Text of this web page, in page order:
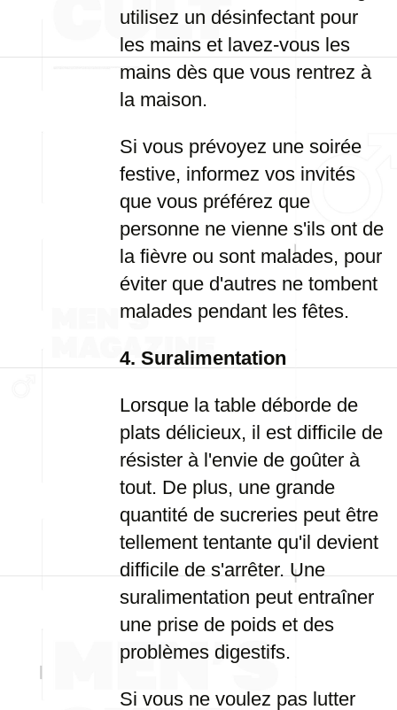
utilisez un désinfectant pour
les mains et lavez-vous les
mains dès que vous rentrez à
la maison.
Si vous prévoyez une soirée
festive, informez vos invités
que vous préférez que
personne ne vienne s'ils ont de
la fièvre ou sont malades, pour
éviter que d'autres ne tombent
malades pendant les fêtes.
4. Suralimentation
Lorsque la table déborde de
plats délicieux, il est difficile de
résister à l'envie de goûter à
tout. De plus, une grande
quantité de sucreries peut être
tellement tentante qu'il devient
difficile de s'arrêter. Une
suralimentation peut entraîner
une prise de poids et des
problèmes digestifs.
Si vous ne voulez pas lutter